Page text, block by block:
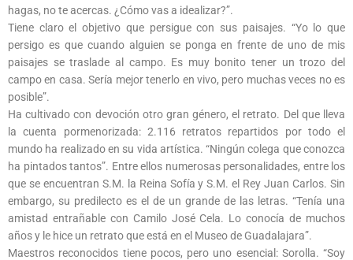
hagas, no te acercas. ¿Cómo vas a idealizar?”.
Tiene claro el objetivo que persigue con sus paisajes. “Yo lo que
persigo es que cuando alguien se ponga en frente de uno de mis
paisajes se traslade al campo. Es muy bonito tener un trozo del
campo en casa. Sería mejor tenerlo en vivo, pero muchas veces no es
posible”.
Ha cultivado con devoción otro gran género, el retrato. Del que lleva
la cuenta pormenorizada: 2.116 retratos repartidos por todo el
mundo ha realizado en su vida artística. “Ningún colega que conozca
ha pintados tantos”. Entre ellos numerosas personalidades, entre los
que se encuentran S.M. la Reina Sofía y S.M. el Rey Juan Carlos. Sin
embargo, su predilecto es el de un grande de las letras. “Tenía una
amistad entrañable con Camilo José Cela. Lo conocía de muchos
años y le hice un retrato que está en el Museo de Guadalajara”.
Maestros reconocidos tiene pocos, pero uno esencial: Sorolla. “Soy